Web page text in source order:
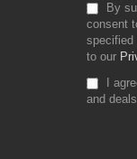
By
consent
specified
to our
I
and